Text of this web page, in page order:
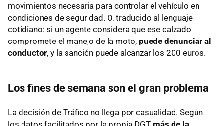
movimientos necesaria para controlar el vehículo en
condiciones de seguridad. O, traducido al lenguaje
cotidiano: si un agente considera que ese calzado
compromete el manejo de la moto, puede denunciar al
conductor, y la sanción puede alcanzar los 200 euros.
Los fines de semana son el gran problema
La decisión de Tráfico no llega por casualidad. Según
los datos facilitados por la propia DGT, más de la